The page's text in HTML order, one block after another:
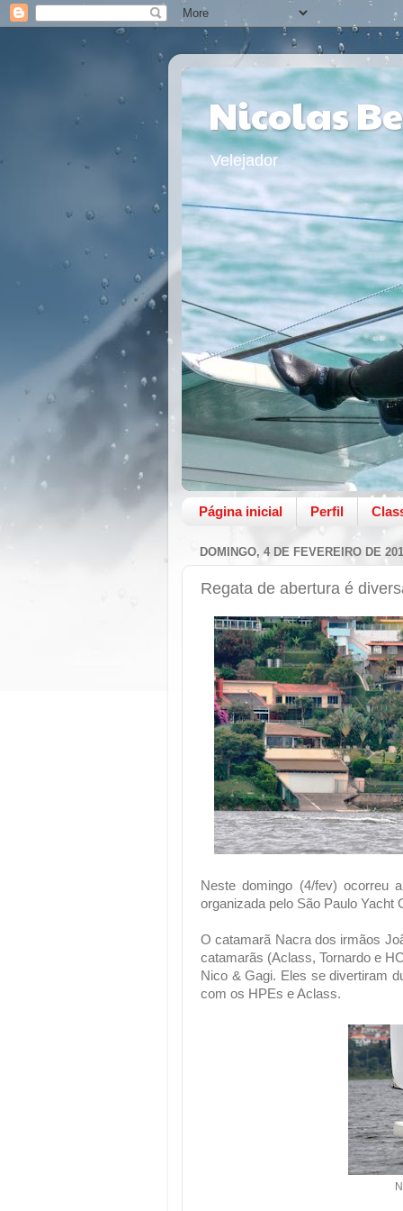
Nicolas
Velejador
Página inicial Perfil
DOMINGO, 4 DE FEVEREIRO DE
Regata de abertura é
Neste domingo (4/fev) ocorreu
organizada pelo São Paulo Yacht
O catamarã Nacra dos irmãos
catamarãs (Aclass, Tornardo e
Nico & Gagi. Eles se divertiram
com os HPEs e Aclass.